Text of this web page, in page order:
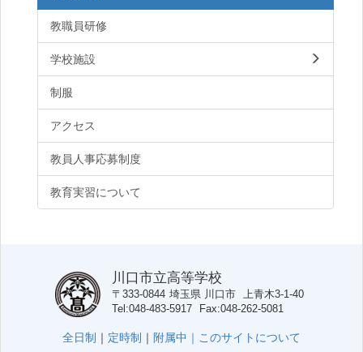
教職員研修
学校施設
制服
アクセス
教員人事応募制度
教育実習について
川口市立高等学校
〒333-0844 埼玉県 川口市 上青木3-1-40
Tel 048-483-5917 Fax 048-262-5081
全日制 ｜ 定時制 ｜ 附属中｜ このサイトについて